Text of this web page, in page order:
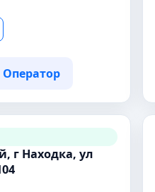
Оператор
г Находка, ул